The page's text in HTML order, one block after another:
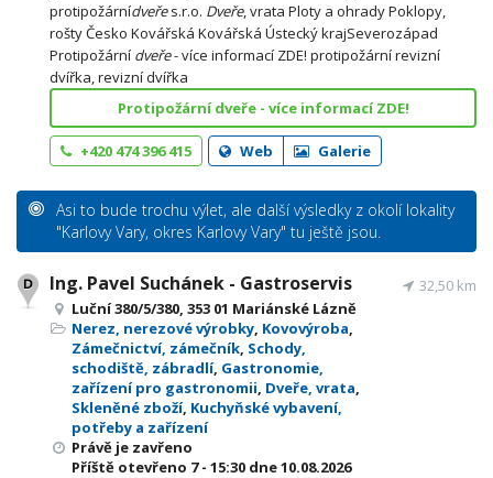
protipožárnídveřes.r.o. Dveře, vrata Ploty a ohrady Poklopy,
rošty Česko Kovářská Kovářská Ústecký krajSeverozápad
Protipožární dveře- více informací ZDE! protipožární revizní
dvířka, revizní dvířka
Protipožární dveře - více informací ZDE!
+420 474 396 415 Web Galerie
Asi to bude trochu výlet, ale další výsledky z okolí lokality
"Karlovy Vary, okres Karlovy Vary" tu ještě jsou.
Ing. Pavel Suchánek - Gastroservis
Luční 380/5/380, 353 01 Mariánské Lázně
Nerez, nerezové výrobky, Kovovýroba,
Zámečnictví, zámečník, Schody,
schodiště, zábradlí, Gastronomie,
zařízení pro gastronomii, Dveře, vrata,
Skleněné zboží, Kuchyňské vybavení,
potřeby a zařízení
Právě je zavřeno
Příště otevřeno 7 - 15:30 dne 10.08.2026
32,50 km